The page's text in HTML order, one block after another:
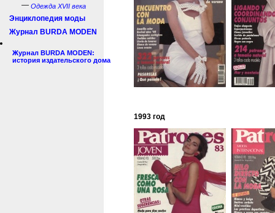
— Одежда XVII века
Энциклопедия моды
Журнал BURDA MODEN
Журнал BURDA MODEN:
история издательского дома
1993 год